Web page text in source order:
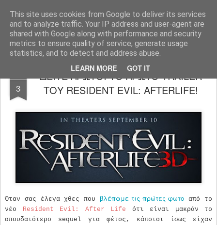
This site uses cookies from Google to deliver its services
and to analyze traffic. Your IP address and user-agent are
shared with Google along with performance and security
metrics to ensure quality of service, generate usage
statistics, and to detect and address abuse.
LEARN MORE GOT IT
FilmBoy
3
ΔΕΙΤΕ ΠΡΩΤΟΙ ΤΟ ΠΡΩΤΟ TRAILER
ΤΟΥ RESIDENT EVIL: AFTERLIFE!
Όταν σας έλεγα χθες που βλέπαμε τις πρώτες φωτο από το
νέο
Resident Evil: After Life ότι είναι μακράν το
σπουδαιότερο sequel για φέτος, κάποιοι ίσως είχαν